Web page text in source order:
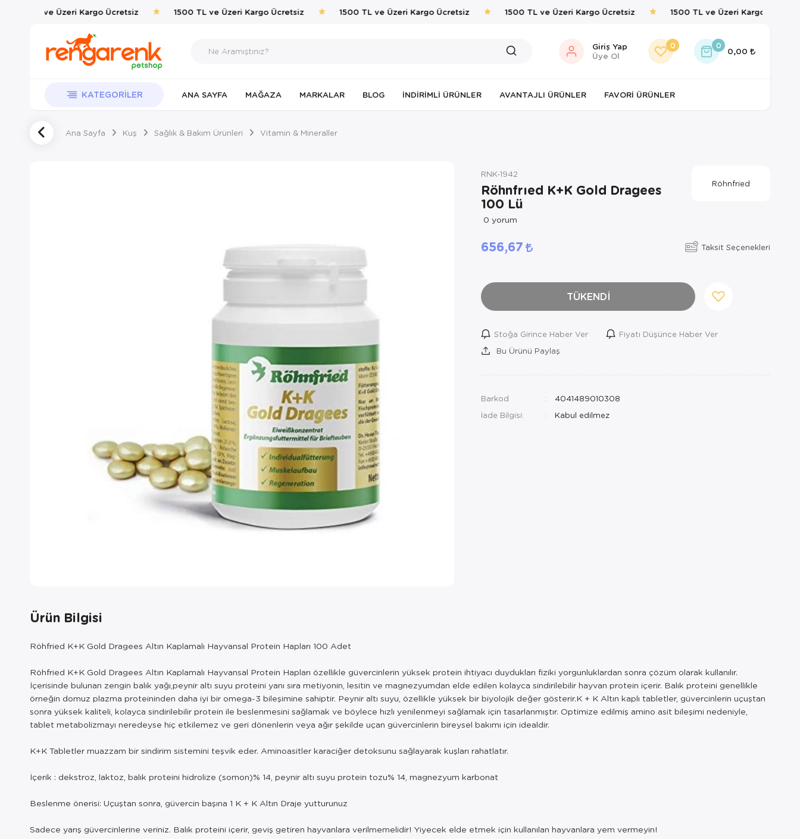
1500 TL ve Üzeri Kargo Ücretsiz 1500 TL ve Üzeri Kargo Ücretsiz 1500 TL ve Üzeri Kargo Ücretsiz 1500 TL ve Üzeri Kargo Ücretsiz 1500 TL ve Üzeri Kargo Ücretsiz
Giriş Yap
Üye Ol
0 0
0,00
KATEGORILER ANA SAYFA MAĞAZA MARKALAR BLOG İNDIRIMLI ÜRÜNLER AVANTAJLI ÜRÜNLER FAVORI ÜRÜNLER
Ana Sayfa Kuş Sağlık & Bakım Ürünleri Vitamin & Mineraller
RNK-1942
Röhnfrıed K+K Gold Dragees
100 Lü
0 yorum
Röhnfried
656,67 Taksit Seçenekleri
TÜKENDİ
Stoğa Girince Haber Ver
Fiyatı Düşünce Haber Ver
Bu Ürünü Paylaş
Barkod
4041489010308
İade Bilgisi:
Ürün Bilgisi
Röhfried K+K Gold Dragees Altın Kaplamalı Hayvansal Protein Hapları 100 Adet
Röhfried K+K Gold Dragees Altın Kaplamalı Hayvansal Protein Hapları özellikle güvercinlerin yüksek protein ihtiyacı duydukları fiziki yorgunluklardan sonra çözüm olarak kullanılır.
İçerisinde bulunan zengin balık yağı,peynir altı suyu proteini yanı sıra metiyonin, lesitin ve magnezyumdan elde edilen kolayca sindirilebilir hayvan protein içerir. Balık proteini genellikle
örneğin domuz plazma proteininden daha iyi bir omega-3 bileşimine sahiptir. Peynir altı suyu, özellikle yüksek bir biyolojik değer gösterir.K + K Altın kaplı tabletler, güvercinlerin uçuştan
sonra yüksek kaliteli, kolayca sindirilebilir protein ile beslenmesini sağlamak ve böylece hızlı yenilenmeyi sağlamak için tasarlanmıştır. Optimize edilmiş amino asit bileşimi nedeniyle,
tablet metabolizmayı neredeyse hiç etkilemez ve geri dönenlerin veya ağır şekilde uçan güvercinlerin bireysel bakımı için idealdir.
K+K Tabletler muazzam bir sindirim sistemini teşvik eder. Aminoasitler karaciğer detoksunu sağlayarak kuşları rahatlatır.
İçerik : dekstroz, laktoz, balık proteini hidrolize (somon)% 14, peynir altı suyu protein tozu% 14, magnezyum karbonat
Beslenme önerisi: Uçuştan sonra, güvercin başına 1 K + K Altın Draje yutturunuz
Sadece yarış güvercinlerine veriniz. Balık proteini içerir, geviş getiren hayvanlara verilmemelidir! Yiyecek elde etmek için kullanılan hayvanlara yem vermeyin!